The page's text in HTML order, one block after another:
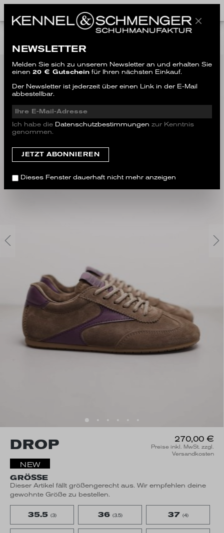
DROP
NEW
270,00 €
Preise inkl. MwSt. zzgl.
Versandkosten
GRÖSSE
Dieser Artikel fällt größengerecht aus. Wir empfehlen deine
gewohnte Größe zu bestellen.
35.5 (3) 36 (3.5) 37 (4)
NEWSLETTER
Melden Sie sich zu unserem Newsletter an und erhalten Sie
einen 20 € Gutschein für Ihren nächsten Einkauf.
Der Newsletter ist jederzeit über einen Link in der E-Mail
abbestellbar.
Ich habe die Datenschutzbestimmungen zur Kenntnis
genommen.
Dieses Fenster dauerhaft nicht mehr anzeigen